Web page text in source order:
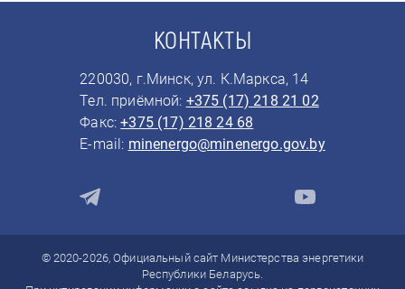
КОНТАКТЫ
220030, г.Минск, ул. К.Маркса, 14
Тел. приёмной: +375 (17) 218 21 02
Факс:+375 (17) 218 24 68
E-mail: minenergo@minenergo.gov.by
© 2020-2026, Официальный сайт Министерства энергетики
Республики Беларусь.